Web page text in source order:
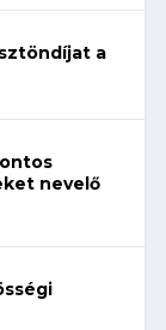
a
nevelő